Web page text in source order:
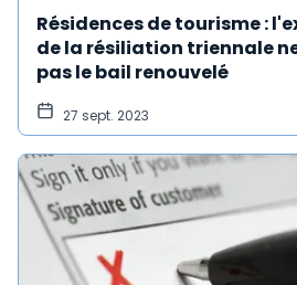
Résidences de tourisme :
de la résiliation triennale
pas le bail renouvelé
27 sept. 2023